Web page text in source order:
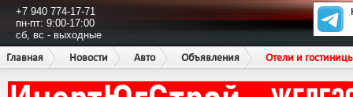
+7 940 774-17-71
пн-пт: 9:00-17:00
сб, вс - выходные
Главная
Новости Авто Объявления Отели и